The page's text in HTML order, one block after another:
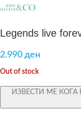
Legends live
2.990 ден
Out of stock
ИЗВЕСТИ МЕ